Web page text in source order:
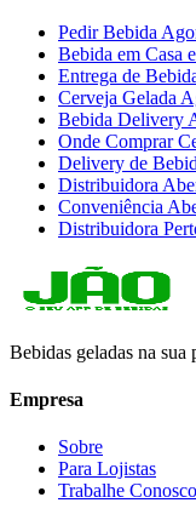
Pedir Bebida
Bebida em Casa
Entrega de
Cerveja Gelada
Bebida Delivery
Onde Comprar
Delivery de
Distribuidora
Conveniência
Distribuidora
Bebidas geladas na sua
Empresa
Sobre
Para Lojistas
Trabalhe Conosco